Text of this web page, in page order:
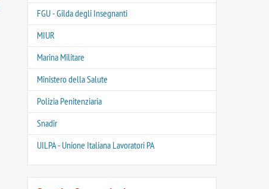
FGU - Gilda degli Insegnanti
MIUR
Marina Militare
Ministero della Salute
Polizia Penitenziaria
Snadir
UILPA - Unione Italiana Lavoratori PA